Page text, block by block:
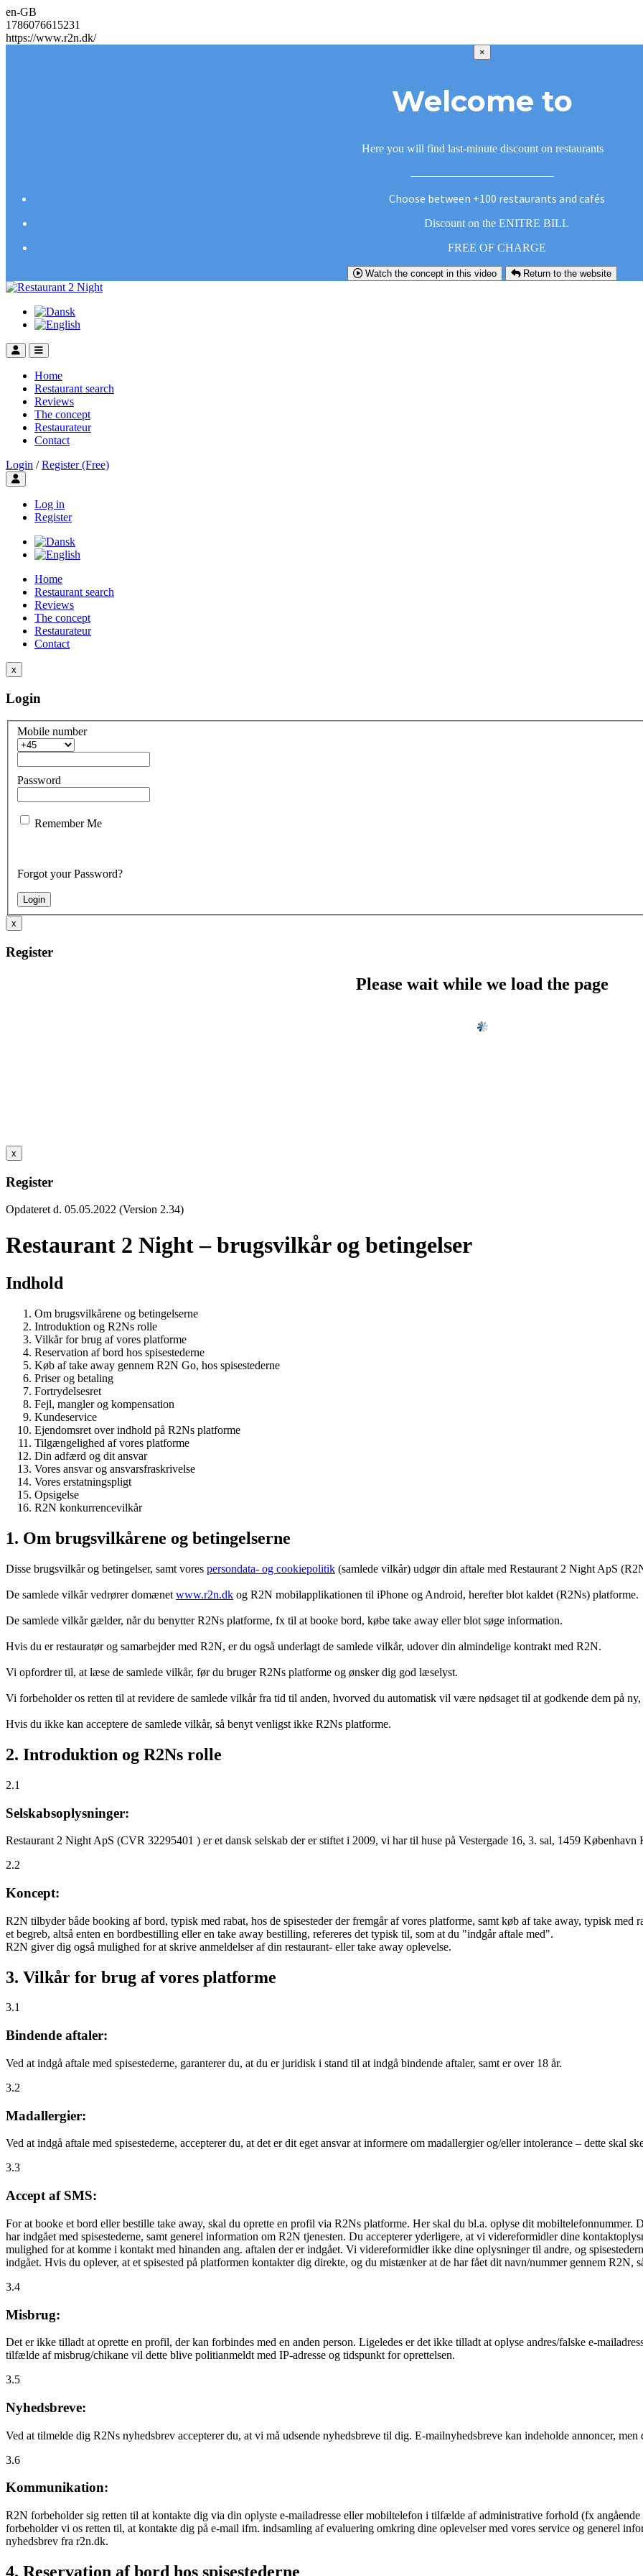
en-GB
1786076615231
https://www.r2n.dk/
×
Welcome to
Here you will find last-minute discount on restaurants
Choose between +100 restaurants and cafés
Discount on the ENITRE BILL
FREE OF CHARGE
Watch the concept in this video Return to the website
Home
Restaurant search
Reviews
The concept
Restaurateur
Contact
Login / Register (Free)
Toggle user menu
Log in
Register
Home
Restaurant search
Reviews
The concept
Restaurateur
Contact
x
Login
Mobile number
Password
Remember Me
Forgot your Password?
x
Register
Please wait while we load the page
x
Register
Opdateret d. 05.05.2022 (Version 2.34)
Restaurant 2 Night – brugsvilkår og betingelser
Indhold
Om brugsvilkårene og betingelserne
Introduktion og R2Ns rolle
Vilkår for brug af vores platforme
Reservation af bord hos spisestederne
Køb af take away gennem R2N Go, hos spisestederne
Priser og betaling
Fortrydelsesret
Fejl, mangler og kompensation
Kundeservice
Ejendomsret over indhold på R2Ns platforme
Tilgængelighed af vores platforme
Din adfærd og dit ansvar
Vores ansvar og ansvarsfraskrivelse
Vores erstatningspligt
Opsigelse
R2N konkurrencevilkår
1. Om brugsvilkårene og betingelserne
Disse brugsvilkår og betingelser, samt vores persondata- og cookiepolitik (samlede vilkår) udgør din aftale med Restaurant 2 Night ApS
De samlede vilkår vedrører domænet www.r2n.dk og R2N mobilapplikationen til iPhone og Android, herefter blot kaldet (R2Ns) platforme.
De samlede vilkår gælder, når du benytter R2Ns platforme, fx til at booke bord, købe take away eller blot søge information.
Hvis du er restauratør og samarbejder med R2N, er du også underlagt de samlede vilkår, udover din almindelige kontrakt med R2N.
Vi opfordrer til, at læse de samlede vilkår, før du bruger R2Ns platforme og ønsker dig god læselyst.
Vi forbeholder os retten til at revidere de samlede vilkår fra tid til anden, hvorved du automatisk vil være nødsaget til at godkende dem på
Hvis du ikke kan acceptere de samlede vilkår, så benyt venligst ikke R2Ns platforme.
2. Introduktion og R2Ns rolle
2.1
Selskabsoplysninger:
Restaurant 2 Night ApS (CVR 32295401 ) er et dansk selskab der er stiftet i 2009, vi har til huse på Vestergade 16, 3. sal, 1459 København
2.2
Koncept:
R2N tilbyder både booking af bord, typisk med rabat, hos de spisesteder der fremgår af vores platforme, samt køb af take away, typisk med
et begreb, altså enten en bordbestilling eller en take away bestilling, refereres det typisk til, som at du "indgår aftale med".
R2N giver dig også mulighed for at skrive anmeldelser af din restaurant- eller take away oplevelse.
3. Vilkår for brug af vores platforme
3.1
Bindende aftaler:
Ved at indgå aftale med spisestederne, garanterer du, at du er juridisk i stand til at indgå bindende aftaler, samt er over 18 år.
3.2
Madallergier:
Ved at indgå aftale med spisestederne, accepterer du, at det er dit eget ansvar at informere om madallergier og/eller intolerance – dette skal
3.3
Accept af SMS:
For at booke et bord eller bestille take away, skal du oprette en profil via R2Ns platforme. Her skal du bl.a. oplyse dit mobiltelefonnummer.
har indgået med spisestederne, samt generel information om R2N tjenesten. Du accepterer yderligere, at vi videreformidler dine
mulighed for at komme i kontakt med hinanden ang. aftalen der er indgået. Vi videreformidler ikke dine oplysninger til andre, og
indgået. Hvis du oplever, at et spisested på platformen kontakter dig direkte, og du mistænker at de har fået dit navn/nummer gennem R2N,
3.4
Misbrug:
Det er ikke tilladt at oprette en profil, der kan forbindes med en anden person. Ligeledes er det ikke tilladt at oplyse andres/falske e-
tilfælde af misbrug/chikane vil dette blive politianmeldt med IP-adresse og tidspunkt for oprettelsen.
3.5
Nyhedsbreve:
Ved at tilmelde dig R2Ns nyhedsbrev accepterer du, at vi må udsende nyhedsbreve til dig. E-mailnyhedsbreve kan indeholde annoncer,
3.6
Kommunikation:
R2N forbeholder sig retten til at kontakte dig via din oplyste e-mailadresse eller mobiltelefon i tilfælde af administrative forhold (fx
forbeholder vi os retten til, at kontakte dig på e-mail ifm. indsamling af evaluering omkring dine oplevelser med vores service og generel
nyhedsbrev fra r2n.dk.
4. Reservation af bord hos spisestederne